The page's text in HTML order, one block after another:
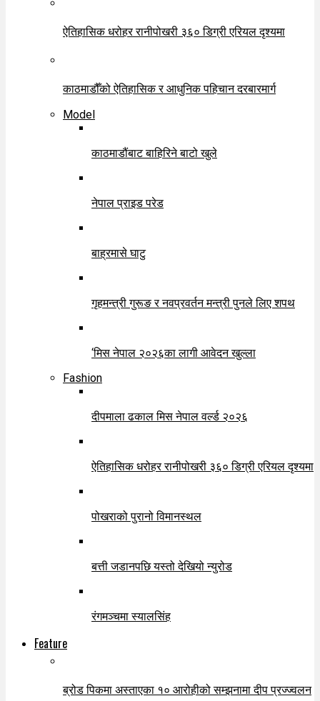
ऐतिहासिक धरोहर रानीपोखरी ३६० डिग्री एरियल दृश्यमा
काठमाडौँको ऐतिहासिक र आधुनिक पहिचान दरबारमार्ग
Model
काठमाडौंबाट बाहिरिने बाटो खुले
नेपाल प्राइड परेड
बाह्रमासे घाटु
गृहमन्त्री गुरूङ र नवप्रवर्तन मन्त्री पुनले लिए शपथ
‘मिस नेपाल २०२६का लागी आवेदन खुल्ला
Fashion
दीपमाला ढकाल मिस नेपाल वर्ल्ड २०२६
ऐतिहासिक धरोहर रानीपोखरी ३६० डिग्री एरियल दृश्यमा
पोखराको पुरानो विमानस्थल
बत्ती जडानपछि यस्तो देखियो न्युरोड
रंगमञ्चमा स्यालसिंह
Feature
ब्रोड पिकमा अस्ताएका १० आरोहीको सम्झनामा दीप प्रज्ज्वलन